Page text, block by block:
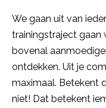
We gaan uit van
trainingstraject gaan
bovenal
ontdekken. Uit je
maximaal. Betekent
niet! Dat betekent